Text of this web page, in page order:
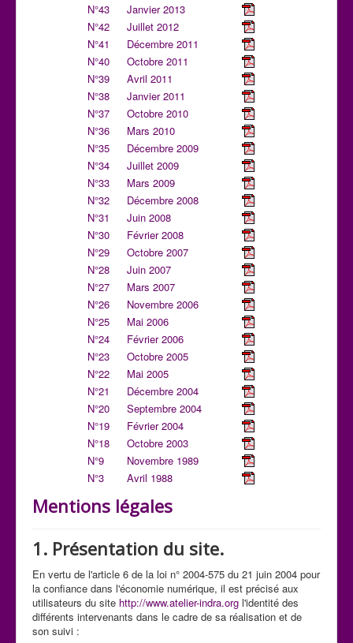
N°43
Janvier 2013
N°42
Juillet 2012
N°41
Décembre 2011
N°40
Octobre 2011
N°39
Avril 2011
N°38
Janvier 2011
N°37
Octobre 2010
N°36
Mars 2010
N°35
Décembre 2009
N°34
Juillet 2009
N°33
Mars 2009
N°32
Décembre 2008
N°31
Juin 2008
N°30
Février 2008
N°29
Octobre 2007
N°28
Juin 2007
N°27
Mars 2007
N°26
Novembre 2006
N°25
Mai 2006
N°24
Février 2006
N°23
Octobre 2005
N°22
Mai 2005
N°21
Décembre 2004
N°20
Septembre 2004
N°19
Février 2004
N°18
Octobre 2003
N°9
Novembre 1989
N°3
Avril 1988
Mentions légales
1. Présentation du site.
En vertu de l'article 6 de la loi n° 2004-575 du 21 juin 2004 pour
la confiance dans l'économie numérique, il est précisé aux
utilisateurs du site http://www.atelier-indra.org l'identité des
différents intervenants dans le cadre de sa réalisation et de
son suivi :